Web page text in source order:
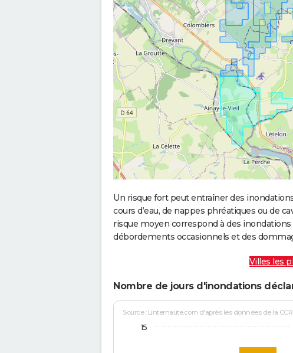
Un risque fort peut entraîner des
cours d’eau, de nappes phréatiques ou de
risque moyen correspond à des
débordements occasionnels et des
Villes les
Nombre de jours d'inondations
Source : Linternaute.com d'après les données de la CCR
15